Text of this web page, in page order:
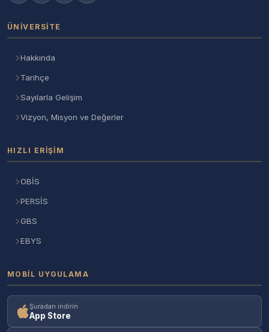
ÜNIVERSITE
Hakkında
Tarihçe
Sayılarla Gelişim
Vizyon, Misyon ve Değerler
HIZLI ERIŞIM
OBİS
PERSİS
GBS
EBYS
MOBIL UYGULAMA
Şuradan indirin
App Store